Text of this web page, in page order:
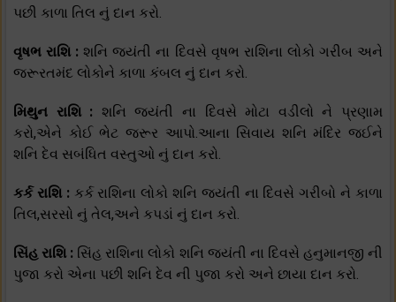
પછી કાળા તિલ નું દાન કરો.
વૃષભ રાશિ : શનિ જયંતી ના દિવસે વૃષભ રાશિના લોકો ગરીબ અને
જરૂરતમંદ લોકોને કાળા કંબલ નું દાન કરો.
મિથુન રાશિ : શનિ જયંતી ના દિવસે મોટા વડીલો ને પ્રણામ
કરો,એને કોઈ ભેટ જરૂર આપો.આના સિવાય શનિ મંદિર જઈને
શનિ દેવ સબંધિત વસ્તુઓ નું દાન કરો.
કર્ક રાશિ : કર્ક રાશિના લોકો શનિ જયંતી ના દિવસે ગરીબો ને કાળા
તિલ,સરસો નું તેલ,અને કપડાં નું દાન કરો.
સિંહ રાશિ : સિંહ રાશિના લોકો શનિ જયંતી ના દિવસે હનુમાનજી ની
પુજા કરો એના પછી શનિ દેવ ની પુજા કરો અને છાયા દાન કરો.